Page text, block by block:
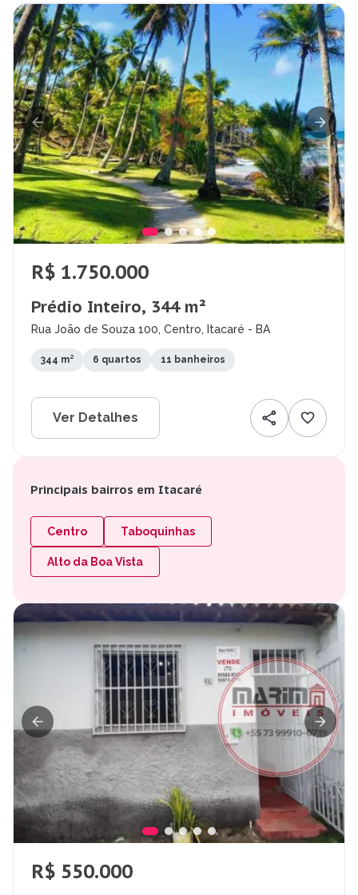
R$ 1.750.000
Prédio Inteiro, 344 m²
Rua João de Souza 100, Centro, Itacaré - BA
344 m² 6 quartos 11 banheiros
Ver Detalhes
Principais bairros em Itacaré
Centro Taboquinhas
Alto da Boa Vista
R$ 550.000